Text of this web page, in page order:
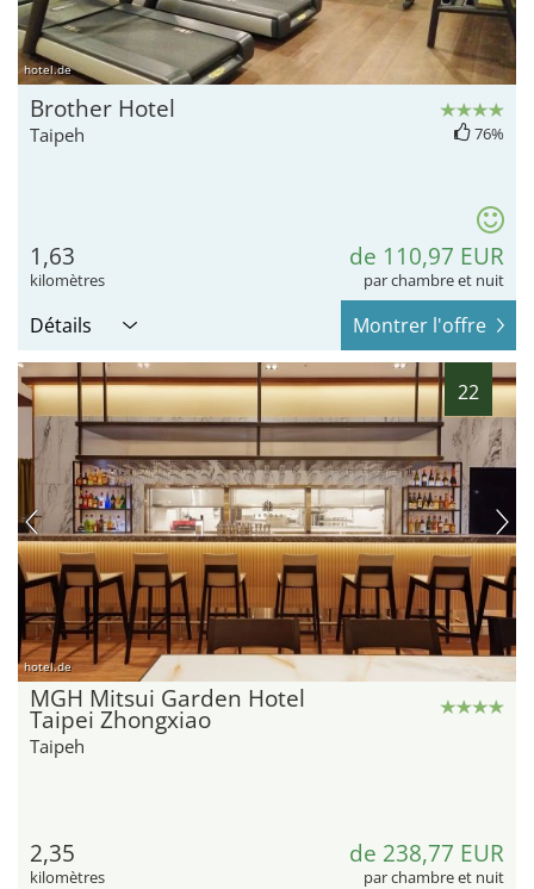
hotel.de
Brother Hotel
Taipeh 76%
1,63
kilomètres
de 110,97 EUR
par chambre et nuit
Détails Montrer l'offre
22
hotel.de
MGH Mitsui Garden Hotel
Taipei Zhongxiao
Taipeh
2,35
kilomètres
de 238,77 EUR
par chambre et nuit